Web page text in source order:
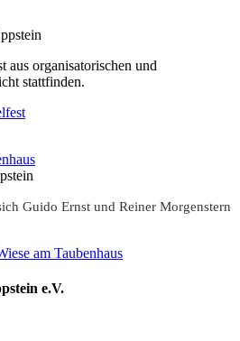
aus organisatorischen und
stattfinden.
Guido Ernst und Reiner Morgenstern
am Taubenhaus
e.V.